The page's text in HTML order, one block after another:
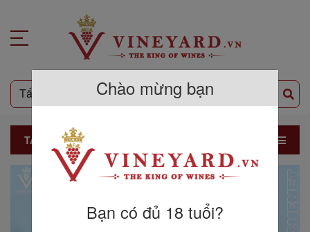
TẤT CẢ SẢN PHẨM
Chào mừng bạn
Bạn có đủ 18 tuổi?